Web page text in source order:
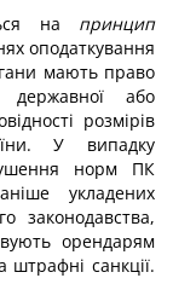
на принцип
оподаткування
мають право
державної або
розмірів
У випадку
норм ПК
укладених
законодавства,
орендарям
штрафні санкції.